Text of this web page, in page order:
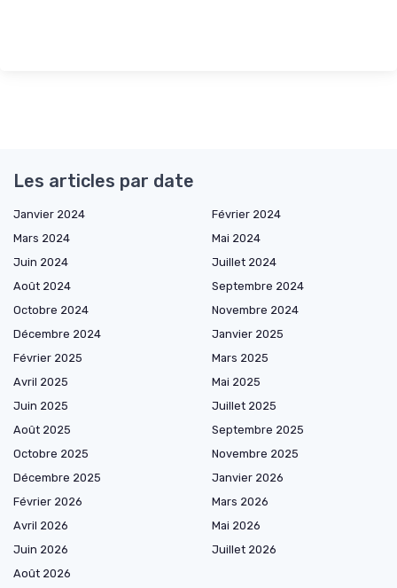
Les articles par date
Janvier 2024
Février 2024
Mars 2024
Mai 2024
Juin 2024
Juillet 2024
Août 2024
Septembre 2024
Octobre 2024
Novembre 2024
Décembre 2024
Janvier 2025
Février 2025
Mars 2025
Avril 2025
Mai 2025
Juin 2025
Juillet 2025
Août 2025
Septembre 2025
Octobre 2025
Novembre 2025
Décembre 2025
Janvier 2026
Février 2026
Mars 2026
Avril 2026
Mai 2026
Juin 2026
Juillet 2026
Août 2026